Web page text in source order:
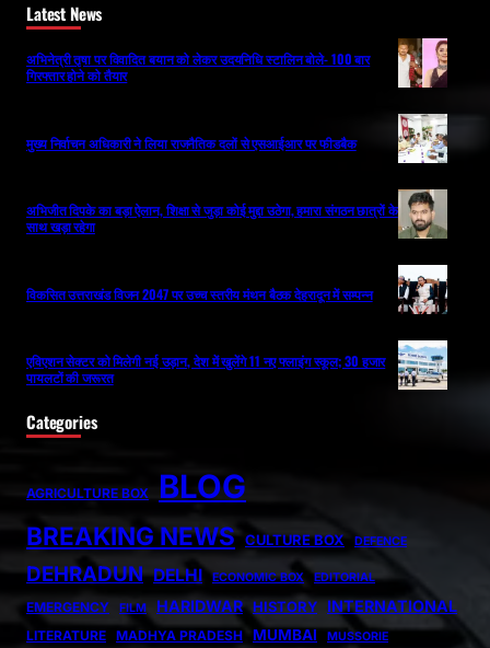
Latest News
अभिनेत्री तृषा पर विवादित बयान को लेकर उदयनिधि स्टालिन बोले- 100 बार
गिरफ्तार होने को तैयार
मुख्य निर्वाचन अधिकारी ने लिया राजनैतिक दलों से एसआईआर पर फीडबैक
अभिजीत दिपके का बड़ा ऐलान, शिक्षा से जुड़ा कोई मुद्दा उठेगा, हमारा संगठन छात्रों के
साथ खड़ा रहेगा
विकसित उत्तराखंड विजन 2047 पर उच्च स्तरीय मंथन बैठक देहरादून में सम्पन्न
एविएशन सेक्टर को मिलेगी नई उड़ान, देश में खुलेंगे 11 नए फ्लाइंग स्कूल; 30 हजार
पायलटों की जरूरत
Categories
AGRICULTURE BOX BLOG
BREAKING NEWS CULTURE BOX DEFENCE
DEHRADUN DELHI ECONOMIC BOX EDITORIAL
EMERGENCY FILM HARIDWAR HISTORY INTERNATIONAL
LITERATURE MADHYA PRADESH MUMBAI MUSSORIE